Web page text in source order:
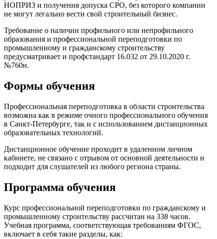
НОПРИЗ и получения допуска СРО, без которого компании
не могут легально вести свой строительный бизнес.
Требование о наличии профильного или непрофильного
образования и профессиональной переподготовки по
промышленному и гражданскому строительству
предусматривает и профстандарт 16.032 от 29.10.2020 г.
№760н.
Формы обучения
Профессиональная переподготовка в области строительства
возможна как в режиме очного профессионального обучения
в Санкт-Петербурге, так и с использованием дистанционных
образовательных технологий.
Дистанционное обучение проходит в удаленном личном
кабинете, не связано с отрывом от основной деятельности и
подходит для слушателей из любого региона страны.
Программа обучения
Курс профессиональной переподготовки по гражданскому и
промышленному строительству рассчитан на 338 часов.
Учебная программа, соответствующая требованиям ФГОС,
включает в себя такие разделы, как: